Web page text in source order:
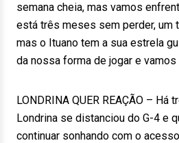
semana cheia, mas vamos
está três meses sem perder, um
mas o Ituano tem a sua estrela
da nossa forma de jogar e vamos
LONDRINA QUER REAÇÃO – Há
Londrina se distanciou do G-4 e
continuar sonhando com o